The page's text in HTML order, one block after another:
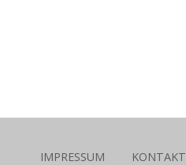
IMPRESSUM KONTAKT